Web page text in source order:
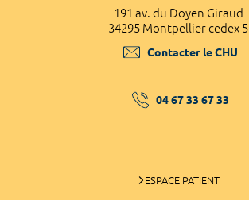
191 av. du Doyen Giraud
34295 Montpellier cedex 5
Contacter le CHU
04 67 33 67 33
ESPACE PATIENT